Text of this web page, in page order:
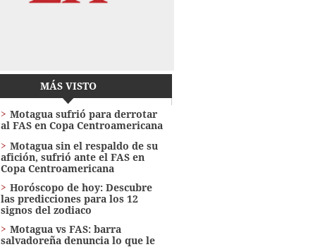
MÁS VISTO
Motagua sufrió para derrotar
al FAS en Copa Centroamericana
Motagua sin el respaldo de su
afición, sufrió ante el FAS en
Copa Centroamericana
Horóscopo de hoy: Descubre
las predicciones para los 12
signos del zodiaco
Motagua vs FAS: barra
salvadoreña denuncia lo que le